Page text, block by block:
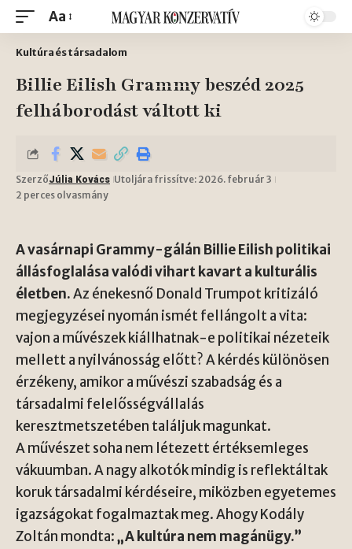
Aa
Kultúra és társadalom
Billie Eilish Grammy beszéd 2025
felháborodást váltott ki
SzerzőJúlia Kovács Utoljára frissítve: 2026. február 3
2 perces olvasmány
A vasárnapi Grammy-gálán Billie Eilish politikai
állásfoglalása valódi vihart kavart a kulturális
életben.Az énekesnő Donald Trumpot kritizáló
megjegyzései nyomán ismét fellángolt a vita:
vajon a művészek kiállhatnak-e politikai nézeteik
mellett a nyilvánosság előtt? A kérdés különösen
érzékeny, amikor a művészi szabadság és a
társadalmi felelősségvállalás
keresztmetszetében találjuk magunkat.
A művészet soha nem létezett értéksemleges
vákuumban. A nagy alkotók mindig is reflektáltak
koruk társadalmi kérdéseire, miközben egyetemes
igazságokat fogalmaztak meg. Ahogy Kodály
Zoltán mondta:„A kultúra nem magánügy.”